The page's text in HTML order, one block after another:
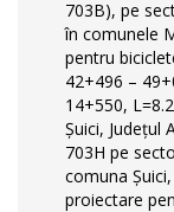
703B), pe
în comunele
pentru
42+496 –
14+550,
Șuici, Județul
703H pe
comuna
proiectare